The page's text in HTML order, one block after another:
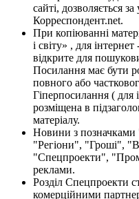
сайті, дозволяється
Корреспондент.net.
При копіюванні
і світу» , для
відкрите для
Посилання має бути
повного або
Гіперпосилання ( для
розміщена в
матеріалу.
Новини з
"Регіони", "Гроші",
"Спецпроекти",
реклами.
Розділ Спецпроекти
комерційними